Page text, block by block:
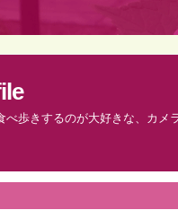
べ歩きするのが大好きな、カメ